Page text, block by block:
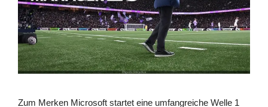
Zum Merken Microsoft startet eine umfangreiche Welle 1